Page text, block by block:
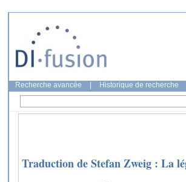
Recherche avancée Historique de recherche
Traduction de Stefan Zweig : La